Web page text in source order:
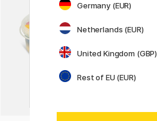
Germany (EUR)
Netherlands (EUR)
United Kingdom (GBP)
Rest of EU (EUR)